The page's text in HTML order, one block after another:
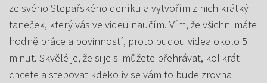
ze svého Stepařského deníku a vytvořím z nich krátký
taneček, který vás ve videu naučím. Vím, že všichni máte
hodně práce a povinností, proto budou videa okolo 5
minut. Skvělé je, že si je si můžete přehrávat, kolikrát
chcete a stepovat kdekoliv se vám to bude zrovna